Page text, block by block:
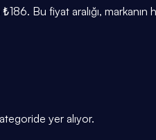
Bu fiyat aralığı, markanın
yer alıyor.